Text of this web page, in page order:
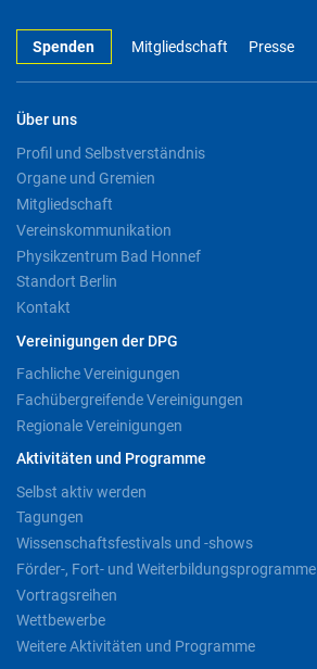
Spenden Mitgliedschaft Presse
Über uns
Profil und Selbstverständnis
Organe und Gremien
Mitgliedschaft
Vereinskommunikation
Physikzentrum Bad Honnef
Standort Berlin
Kontakt
Vereinigungen der DPG
Fachliche Vereinigungen
Fachübergreifende Vereinigungen
Regionale Vereinigungen
Aktivitäten und Programme
Selbst aktiv werden
Tagungen
Wissenschaftsfestivals und -shows
Förder-, Fort- und Weiterbildungsprogramme
Vortragsreihen
Wettbewerbe
Weitere Aktivitäten und Programme